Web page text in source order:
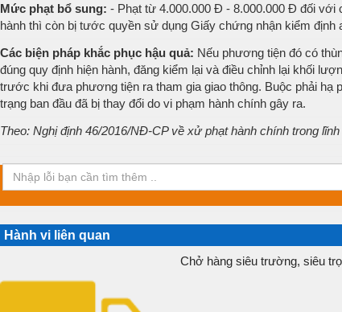
Mức phạt bổ sung: - Phạt từ 4.000.000 Đ - 8.000.000 Đ đối với
hành thì còn bị tước quyền sử dụng Giấy chứng nhận kiểm
Các biện pháp khắc phục hậu quả: Nếu phương tiện đó có
đúng quy định hiện hành, đăng kiểm lại và điều chỉnh lại khối
trước khi đưa phương tiện ra tham gia giao thông. Buộc phải
trạng ban đầu đã bị thay đổi do vi phạm hành chính gây ra.
Theo: Nghị định 46/2016/NĐ-CP về xử phạt hành chính trong
Hành vi liên quan
Chở hàng siêu trường, siêu